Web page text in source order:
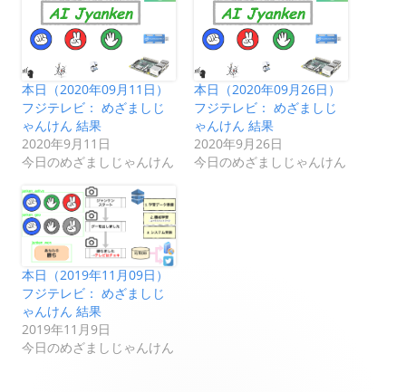
本日（2020年09月11日）
フジテレビ： めざましじ
ゃんけん 結果
2020年9月11日
今日のめざましじゃんけん
本日（2020年09月26日）
フジテレビ： めざましじ
ゃんけん 結果
2020年9月26日
今日のめざましじゃんけん
本日（2019年11月09日）
フジテレビ： めざましじ
ゃんけん 結果
2019年11月9日
今日のめざましじゃんけん